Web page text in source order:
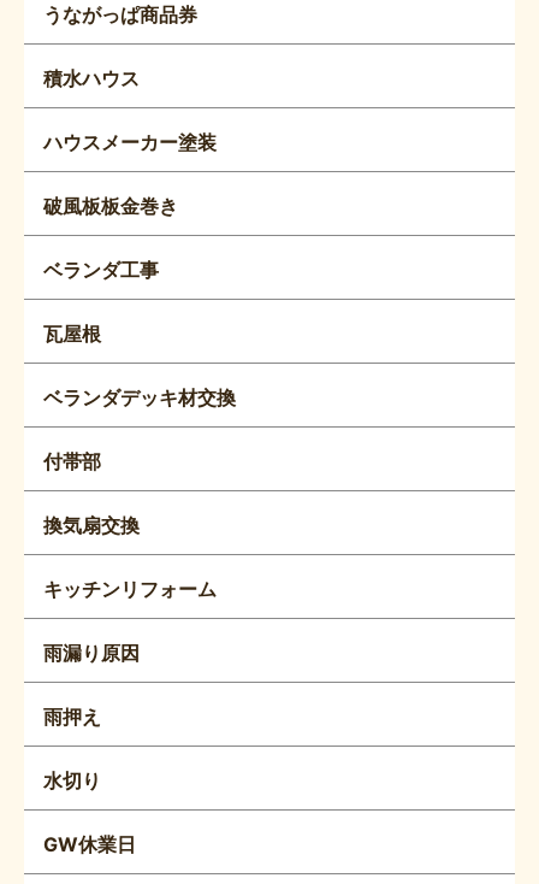
うながっぱ商品券
積水ハウス
ハウスメーカー塗装
破風板板金巻き
ベランダ工事
瓦屋根
ベランダデッキ材交換
付帯部
換気扇交換
キッチンリフォーム
雨漏り原因
雨押え
水切り
GW休業日